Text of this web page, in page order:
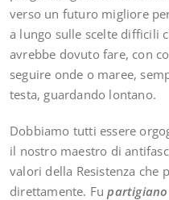
verso un futuro migliore
a lungo sulle scelte difficili
avrebbe dovuto fare, con
seguire onde o maree,
testa, guardando lontano.
Dobbiamo tutti essere
il nostro maestro di
valori della Resistenza che
direttamente. Fu